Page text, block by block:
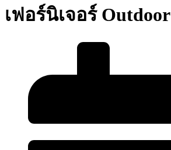
เฟอร์นิเจอร์ Outdoor